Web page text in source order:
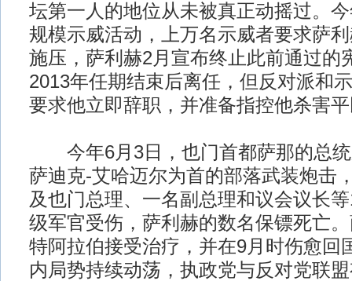
坛第一人的地位从未被真正动摇过。
规模示威活动，上万名示威者要求萨
施压，萨利赫2月宣布终止此前通过的
2013年任期结束后离任，但反对派和
要求他立即辞职，并准备指控他杀害
今年6月3日，也门首都萨那的总统
萨迪克-艾哈迈尔为首的部落武装炮击
及也门总理、一名副总理和议会议长
级军官受伤，萨利赫的数名保镖死亡
特阿拉伯接受治疗，并在9月时伤愈回
内局势持续动荡，执政党与反对党联